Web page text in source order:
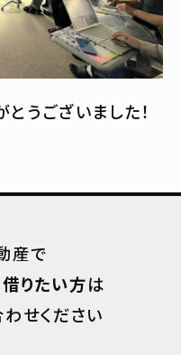
うございました！
産で
りたい方は
せください